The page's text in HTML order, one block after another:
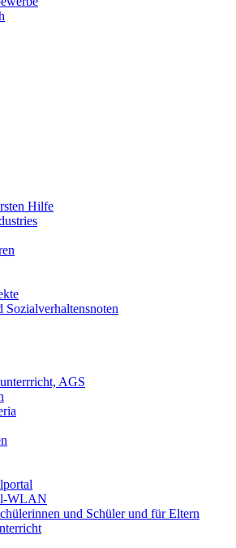
Hilfe
AGS
WLAN
und Schüler und für Eltern